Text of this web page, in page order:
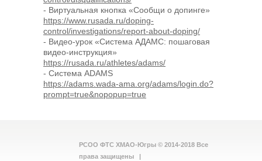
- Виртуальная кнопка «Сообщи о допинге»
https://www.rusada.ru/doping-
control/investigations/report-about-doping/
- Видео-урок «Система АДАМС: пошаговая
видео-инструкция»
https://rusada.ru/athletes/adams/
- Система ADAMS
https://adams.wada-ama.org/adams/login.do?
prompt=true&nopopup=true
РСОО ФТС ХМАО-Югры © 2014-2018 Все
права защищены |